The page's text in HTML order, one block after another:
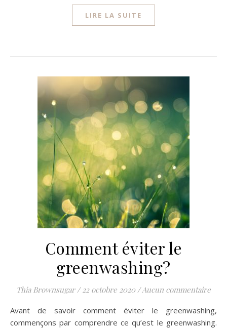
LIRE LA SUITE
Comment éviter le
greenwashing?
Thia Brownsugar / 22 octobre 2020 / Aucun commentaire
Avant de savoir comment éviter le greenwashing,
commençons par comprendre ce qu’est le greenwashing.